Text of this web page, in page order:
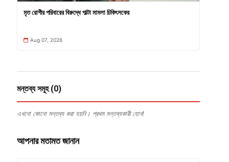
মৃত রোগীর পরিবারের বিরুদ্ধে পাল্টা মামলা চিকিৎসকের
Aug 07, 2026
মন্তব্য সমূহ (0)
এখনো কোনো মন্তব্য করা হয়নি। প্রথম মন্তব্যকারী হোন!
আপনার মতামত জানান